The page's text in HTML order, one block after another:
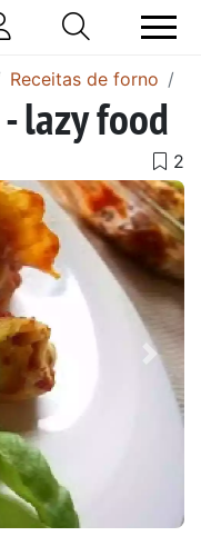
Receitas de forno
lazy food
Next